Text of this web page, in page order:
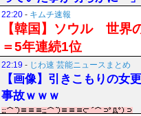
22:20 - キムチ速報
【韓国】ソウル 世界
＝5年連続1位
22:19 - じわ速 芸能ニュースまとめ
【画像】引きこもりの女
事故ｗｗｗ